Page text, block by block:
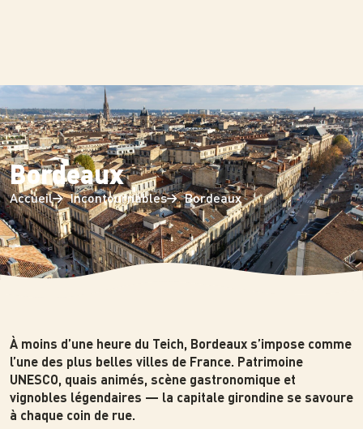
Bordeaux
Accueil Incontournables Bordeaux
À moins d’une heure du Teich, Bordeaux s’impose comme
l’une des plus belles villes de France. Patrimoine
UNESCO, quais animés, scène gastronomique et
vignobles légendaires — la capitale girondine se savoure
à chaque coin de rue.